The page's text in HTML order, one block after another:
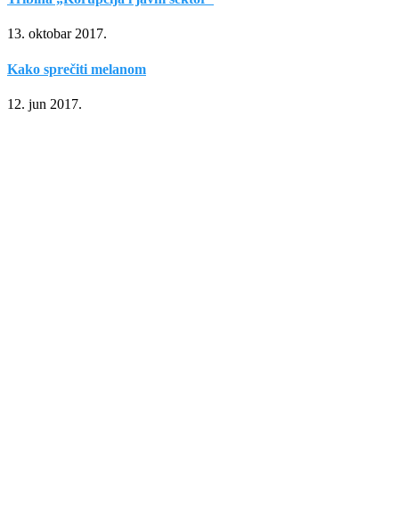
13. oktobar 2017.
Kako sprečiti melanom
12. jun 2017.